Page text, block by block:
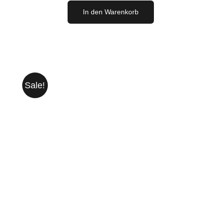
Sommelieredition
Menge
In den Warenkorb
Sale!